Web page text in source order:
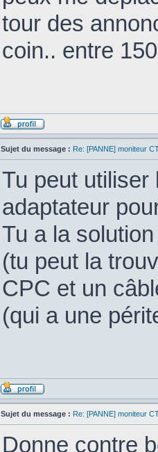
tour des
coin.. entre
Sujet du message : Re: [PANNE] moniteur
Tu peut utiliser
adaptateur
Tu a la
(tu peut la
CPC et un
(qui a une
Sujet du message : Re: [PANNE] moniteur
Donne contre